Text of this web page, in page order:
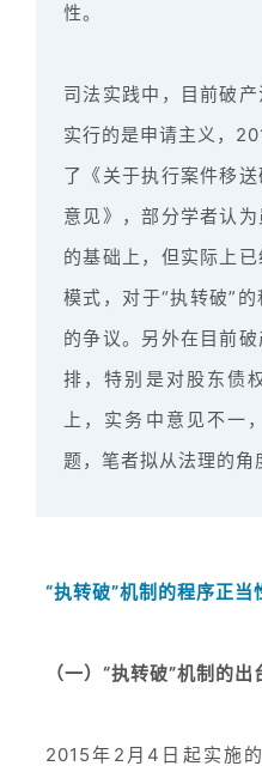
性。
司法实践中，目前破
实行的是申请主义，
了《关于执行案件移
意见》，部分学者认
的基础上，但实际上
模式，对于“执转破”
的争议。另外在目前
排，特别是对股东债
上，实务中意见不一
题，笔者拟从法理的角
“执转破”机制的程序正当
（一）“执转破”机制的出
2015年2月4日起实施